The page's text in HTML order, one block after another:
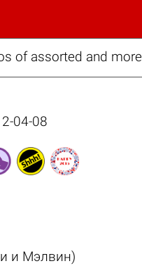
of assorted and more
04-08
и Мэлвин)